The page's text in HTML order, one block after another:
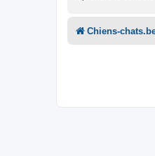
Chiens-